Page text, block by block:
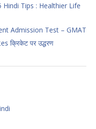
Hindi Tips : Healthier Life
Admission Test – GMAT
क्रिकेट पर उद्धरण